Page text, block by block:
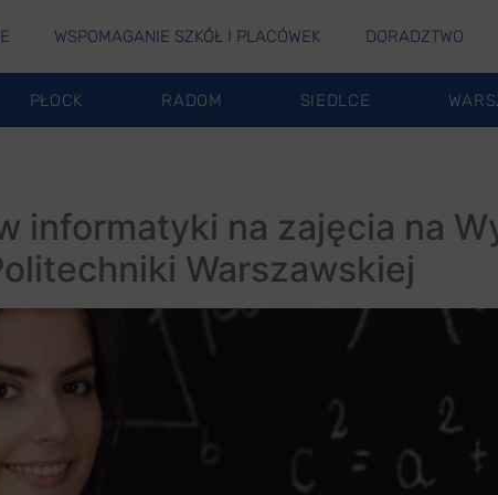
WSPOMAGANIE SZKÓŁ I PLACÓWEK DORADZTWO
PŁOCK RADOM SIEDLCE
informatyki na zajęcia na
Warszawskiej